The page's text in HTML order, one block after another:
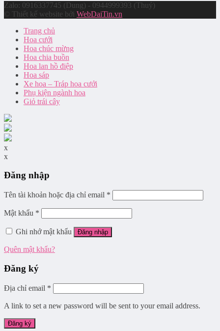
Zalo: 0916337745 (Dung) - 0944999393 (Thuý)
© Thiết kế website bởi WebDaiTin.vn
Trang chủ
Hoa cưới
Hoa chúc mừng
Hoa chia buồn
Hoa lan hồ điệp
Hoa sáp
Xe hoa – Tráp hoa cưới
Phụ kiện ngành hoa
Giỏ trái cây
x
x
Đăng nhập
Tên tài khoản hoặc địa chỉ email *
Mật khẩu *
Ghi nhớ mật khẩu Đăng nhập
Quên mật khẩu?
Đăng ký
Địa chỉ email *
A link to set a new password will be sent to your email address.
Đăng ký